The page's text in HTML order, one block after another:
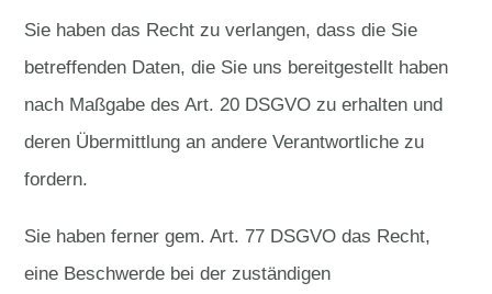
Sie haben das Recht zu verlangen, dass die Sie
betreffenden Daten, die Sie uns bereitgestellt haben
nach Maßgabe des Art. 20 DSGVO zu erhalten und
deren Übermittlung an andere Verantwortliche zu
fordern.
Sie haben ferner gem. Art. 77 DSGVO das Recht,
eine Beschwerde bei der zuständigen